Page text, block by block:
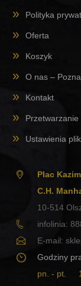
Polityka
Oferta
Koszyk
O nas –
Kontakt
Ustawienia
Plac
C.H.
10-514
infolinia:
E-mail:
Godziny
pn. - pt.